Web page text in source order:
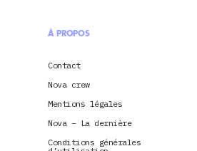
À PROPOS
Contact
Nova crew
Mentions légales
Nova – La dernière
Conditions générales